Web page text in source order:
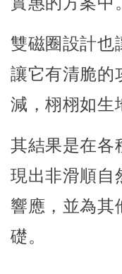
雙磁圈設計也
讓它有清脆的
減，栩栩如生
其結果是在各
現出非滑順自
響應， 並為其
礎。